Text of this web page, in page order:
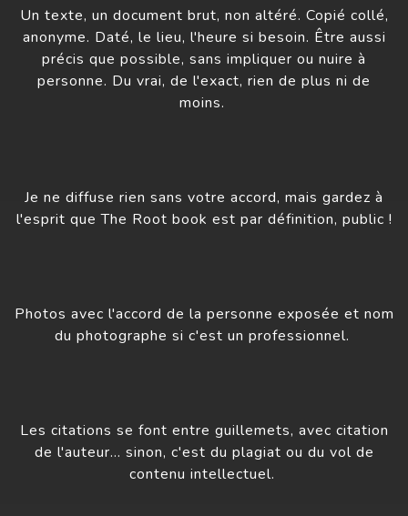
Un texte, un document brut, non altéré. Copié collé,
anonyme. Daté, le lieu, l'heure si besoin. Être aussi
précis que possible, sans impliquer ou nuire à
personne. Du vrai, de l'exact, rien de plus ni de
moins.
Je ne diffuse rien sans votre accord, mais gardez à
l'esprit que The Root book est par définition, public !
Photos avec l'accord de la personne exposée et nom
du photographe si c'est un professionnel.
Les citations se font entre guillemets, avec citation
de l'auteur… sinon, c'est du plagiat ou du vol de
contenu intellectuel.